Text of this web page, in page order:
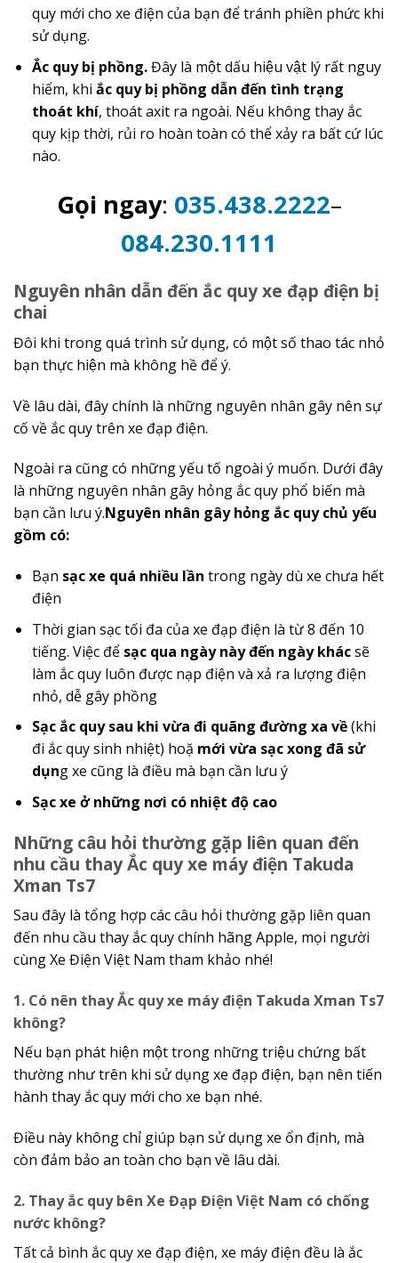
quy mới cho xe điện của bạn để tránh phiền phức khi
sử dụng.
Ắc quy bị phồng.Đây là một dấu hiệu vật lý rất nguy
hiểm, khi ắc quy bị phồng dẫn đến tình trạng
thoát khí, thoát axit ra ngoài. Nếu không thay ắc
quy kịp thời, rủi ro hoàn toàn có thể xảy ra bất cứ lúc
nào.
Gọi ngay: 035.438.2222–
084.230.1111
Nguyên nhân dẫn đến ắc quy xe đạp điện bị
chai
Đôi khi trong quá trình sử dụng, có một số thao tác nhỏ
bạn thực hiện mà không hề để ý.
Về lâu dài, đây chính là những nguyên nhân gây nên sự
cố về ắc quy trên xe đạp điện.
Ngoài ra cũng có những yếu tố ngoài ý muốn. Dưới đây
là những nguyên nhân gây hỏng ắc quy phổ biến mà
bạn cần lưu ý.Nguyên nhân gây hỏng ắc quy chủ yếu
gồm có:
Bạn sạc xe quá nhiều lần trong ngày dù xe chưa hết
điện
Thời gian sạc tối đa của xe đạp điện là từ 8 đến 10
tiếng. Việc đểsạc qua ngày này đến ngày khácsẽ
làm ắc quy luôn được nạp điện và xả ra lượng điện
nhỏ, dễ gây phồng
Sạc ắc quy sau khi vừa đi quãng đường xa về(khi
đi ắc quy sinh nhiệt) hoặ mới vừa sạc xong đã sử
dụng xe cũng là điều mà bạn cần lưu ý
Sạc xe ở những nơi có nhiệt độ cao
Những câu hỏi thường gặp liên quan đến
nhu cầu thay Ắc quy xe máy điện Takuda
Xman Ts7
Sau đây là tổng hợp các câu hỏi thường gặp liên quan
đến nhu cầu thay ắc quy chính hãng Apple, mọi người
cùng Xe Điện Việt Nam tham khảo nhé!
1. Có nên thay Ắc quy xe máy điện Takuda Xman Ts7
không?
Nếu bạn phát hiện một trong những triệu chứng bất
thường như trên khi sử dụng xe đạp điện, bạn nên tiến
hành thay ắc quy mới cho xe bạn nhé.
Điều này không chỉ giúp bạn sử dụng xe ổn định, mà
còn đảm bảo an toàn cho bạn về lâu dài.
2. Thay ắc quy bên Xe Đạp Điện Việt Nam có chống
nước không?
Tất cả bình ắc quy xe đạp điện, xe máy điện đều là ắc